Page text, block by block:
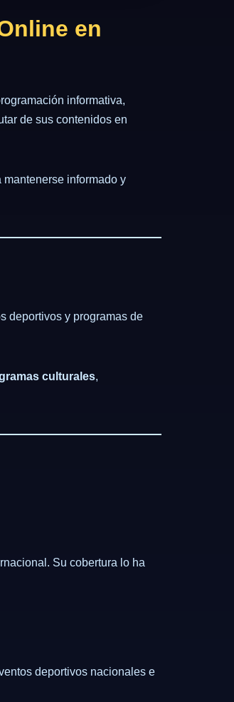
en
informativa,
de sus contenidos en
informado y
deportivos y programas de
culturales,
Su cobertura lo ha
deportivos nacionales e